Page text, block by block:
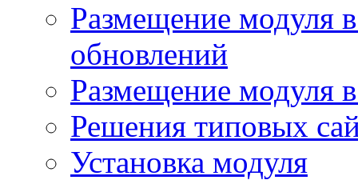
Размещение модуля
обновлений
Размещение модуля
Решения типовых
Установка модуля